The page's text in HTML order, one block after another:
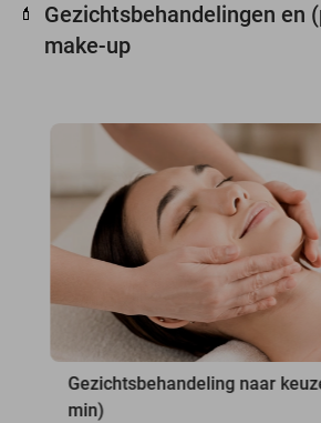
💄
Gezichtsbehandelingen en
make-up
Gezichtsbehandeling naar
min)